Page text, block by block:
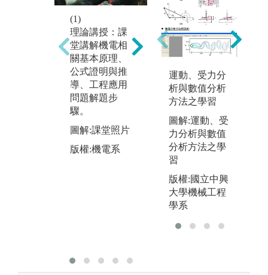
(1)
理論講授：課
堂講解機電相
關基本原理、
公式證明與推
導、工程應用
問題解題步
驟。
圖解:課堂照片
版權:機電系
(2)
測驗評量：利
用隨堂考、期
中考與期末考
學習成效。
圖解:期中考照
版權:機電系
運動、受力分
析與數值分析
方法之學習
圖解:運動、受
力分析與數值
分析方法之學
習
版權:國立中興
大學機械工程
學系